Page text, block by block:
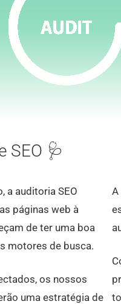
SEO 🩺
a auditoria SEO
páginas web à
de ter uma boa
motores de busca.
os nossos
uma estratégia de